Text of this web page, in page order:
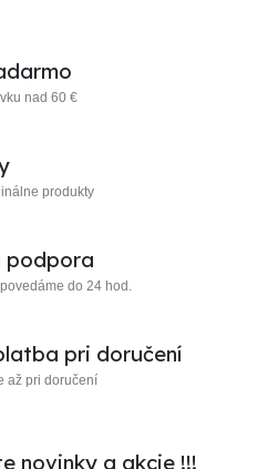
nad 60 €
produkty
podpora
do 24 hod.
pri doručení
až pri doručení
novinky a akcie !!!